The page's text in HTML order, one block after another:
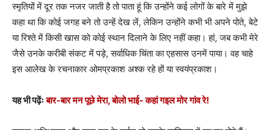
स्मृतियों में दूर तक नजर जाती है तो पाता हूं कि उन्होंने कई लोगों के बारे में मुझे
कहा था कि कोई जगह बने तो उन्हें देख लें, लेकिन उन्होंने कभी भी अपने पोते, बेटे
या रिश्ते में किसी खास को कोई स्थान दिलाने के लिए नहीं कहा। हां, जब कभी मेरे
जैसे उनके करीबी संकट में पड़े, सर्वाधिक चिंता का एहसास उनमें पाया। वह चाहे
इस आलेख के रचनाकार ओमप्रकाश अश्क रहे हों या स्वयंप्रकाश।
यह भी पढ़ेंःबार-बार मन पूछे मेरा, बोलो भाई- कहां गइल मोर गांव रे!